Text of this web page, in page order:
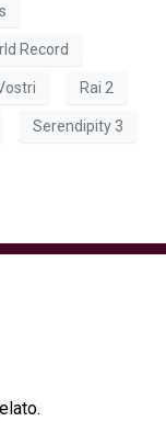
Record
Rai 2
Serendipity 3